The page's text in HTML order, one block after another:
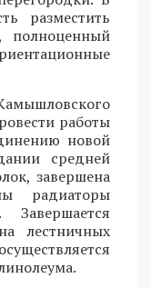
разместить
полноценный
работы
новой
средней
завершена
радиаторы
лестничных